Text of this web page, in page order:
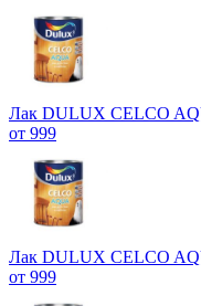
Лак DULUX CELCO
от 999
Лак DULUX CELCO
от 999